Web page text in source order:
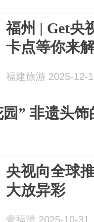
福州 | Get央
卡点等你来
福建旅游 2025-12-
” 非遗头
央视向全球
大放异彩
壹福清 2025-10-31